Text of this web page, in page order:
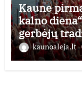
Kaune
kalno
gerbėjų
Lietuvą
kaunoaleja.lt